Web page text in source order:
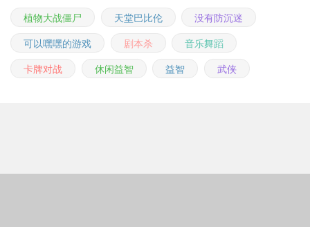
植物大战僵尸 天堂巴比伦
没有防沉迷
可以嘿嘿的游戏
剧本杀
音乐舞蹈
卡牌对战
休闲益智 益智 武侠